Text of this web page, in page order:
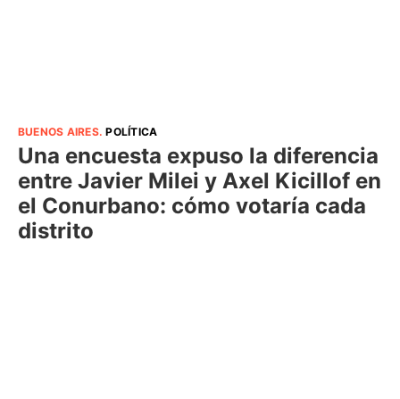
BUENOS AIRES.POLÍTICA
Una encuesta expuso la diferencia
entre Javier Milei y Axel Kicillof en
el Conurbano: cómo votaría cada
distrito